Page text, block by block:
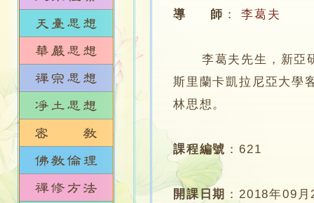
導 師 ： 李葛夫
李葛夫先生，新亞研
斯里蘭卡凱拉尼亞大學
林思想。
課程編號 ：621
開課日期 ：2018年09月